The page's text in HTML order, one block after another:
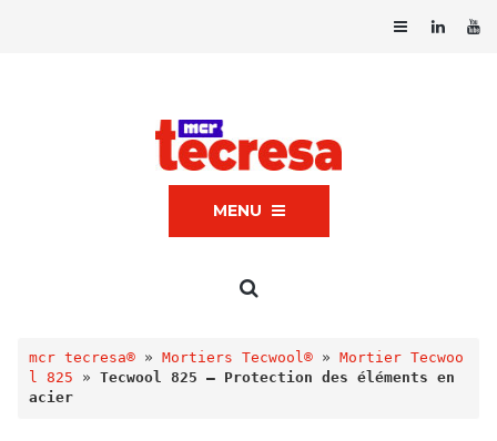
MENU
mcr tecresa® » Mortiers Tecwool® » Mortier Tecwoo
l 825 » Tecwool 825 – Protection des éléments en
acier